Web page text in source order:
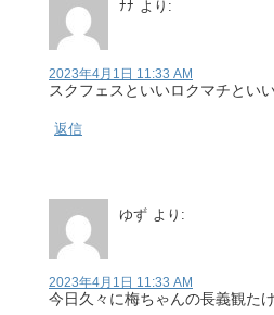
ﾅﾅ より:
2023年4月1日 11:33 AM
スクフェスといいロクマチとい
返信
ゆず より:
2023年4月1日 11:33 AM
今日久々に梅ちゃんの長義観た